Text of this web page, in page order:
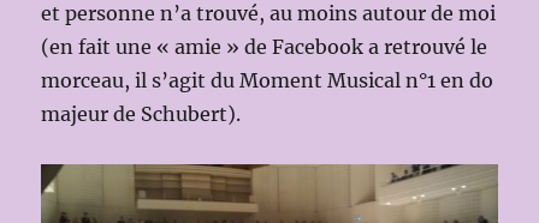
et personne n’a trouvé, au moins autour de moi
(en fait une « amie » de Facebook a retrouvé le
morceau, il s’agit du Moment Musical n°1 en do
majeur de Schubert).